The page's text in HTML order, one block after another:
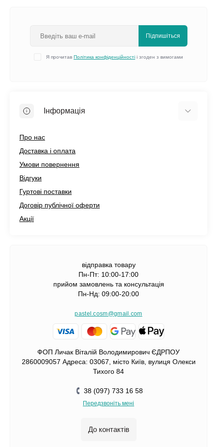
Підпишіться
Я прочитав Політика конфіденційності і згоден з вимогами
Інформація
Про нас
Доставка і оплата
Умови повернення
Відгуки
Гуртові поставки
Договір публічної оферти
Акції
відправка товару
Пн-Пт: 10:00-17:00
прийом замовлень та консультація
Пн-Нд: 09:00-20:00
pastel.cosm@gmail.com
ФОП Личак Віталій Володимирович ЄДРПОУ
2860009057 Адреса: 03067, місто Київ, вулиця Олекси
Тихого 84
38 (097) 733 16 58
Передзвоніть мені
До контактів